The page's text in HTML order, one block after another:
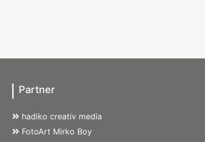
Partner
hadiko creativ media
FotoArt Mirko Boy